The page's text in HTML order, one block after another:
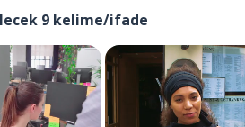
9 kelime/ifade